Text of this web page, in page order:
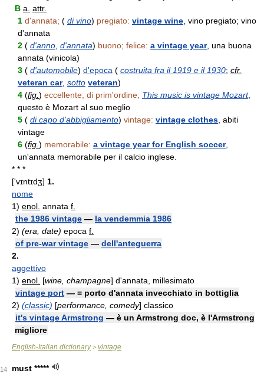
B a. attr.
1 d'annata; ( di vino) pregiato: vintage wine , vino pregiato; vino
d'annata
2 ( d'anno d'annata) buono; felice: a vintage year, una buona
annata (vinicola)
3 ( d'automobile) d'epoca ( costruita fra il 1919 e il 1930; cfr.
veteran car, sotto veteran)
4 (fig. ) eccellente; di prim'ordine; This music is vintage Mozart,
questo è Mozart al suo meglio
5 ( di capo d'abbigliamento) vintage: vintage clothes , abiti
vintage
6 (fig. ) memorabile: a vintage year for English soccer,
un'annata memorabile per il calcio inglese.
* * *
['vɪntɪdʒ] 1.
nome
1) enol. annata f.
the 1986 vintage — la vendemmia 1986
2) (era, date) epoca f.
of pre-war vintage — dell'anteguerra
2.
aggettivo
1) enol. [wine, champagne] d'annata, millesimato
vintage port — = porto d'annata invecchiato in bottiglia
2) (classic) [performance, comedy] classico
it's vintage Armstrong — è un Armstrong doc, è l'Armstrong
migliore
English-Italian dictionary> vintage
14
must *****